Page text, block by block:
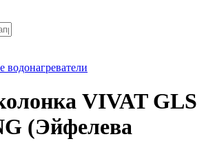
водонагреватели
VIVAT GLS
(Эйфелева